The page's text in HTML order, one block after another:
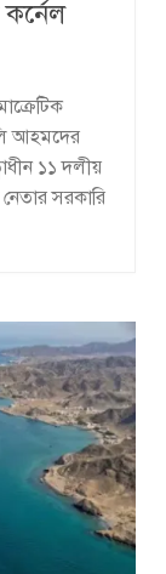
কর্নেল
আহমদের
১১ দলীয়
সরকারি